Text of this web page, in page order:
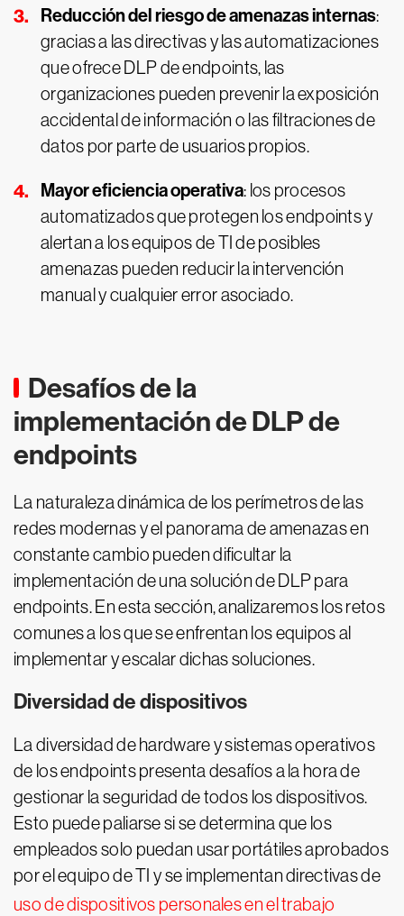
Reducción del riesgo de amenazas internas:
gracias a las directivas y las automatizaciones
que ofrece DLP de endpoints, las
organizaciones pueden prevenir la exposición
accidental de información o las filtraciones de
datos por parte de usuarios propios.
Mayor eficiencia operativa: los procesos
automatizados que protegen los endpoints y
alertan a los equipos de TI de posibles
amenazas pueden reducir la intervención
manual y cualquier error asociado.
Desafíos de la
implementación de DLP de
endpoints
La naturaleza dinámica de los perímetros de las
redes modernas y el panorama de amenazas en
constante cambio pueden dificultar la
implementación de una solución de DLP para
endpoints. En esta sección, analizaremos los retos
comunes a los que se enfrentan los equipos al
implementar y escalar dichas soluciones.
Diversidad de dispositivos
La diversidad de hardware y sistemas operativos
de los endpoints presenta desafíos a la hora de
gestionar la seguridad de todos los dispositivos.
Esto puede paliarse si se determina que los
empleados solo puedan usar portátiles aprobados
por el equipo de TI y se implementan directivas de
uso de dispositivos personales en el trabajo